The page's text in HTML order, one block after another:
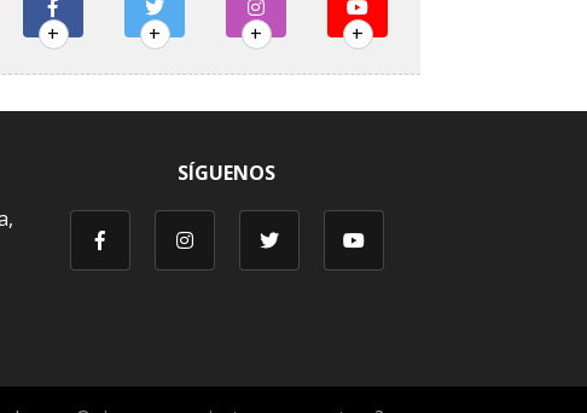
+ + + +
SÍGUENOS